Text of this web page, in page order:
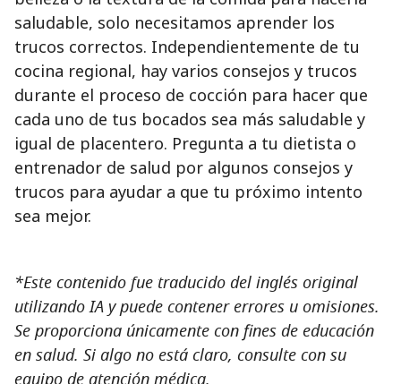
saludable, solo necesitamos aprender los
trucos correctos. Independientemente de tu
cocina regional, hay varios consejos y trucos
durante el proceso de cocción para hacer que
cada uno de tus bocados sea más saludable y
igual de placentero. Pregunta a tu dietista o
entrenador de salud por algunos consejos y
trucos para ayudar a que tu próximo intento
sea mejor.
*Este contenido fue traducido del inglés original
utilizando IA y puede contener errores u omisiones.
Se proporciona únicamente con fines de educación
en salud. Si algo no está claro, consulte con su
equipo de atención médica.